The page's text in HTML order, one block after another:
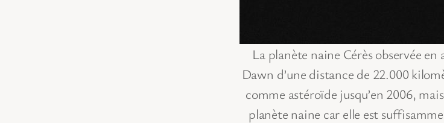
La planète naine Cérès observée
Dawn d’une distance de 22.000
comme astéroïde jusqu’en 2006,
planète naine car elle est